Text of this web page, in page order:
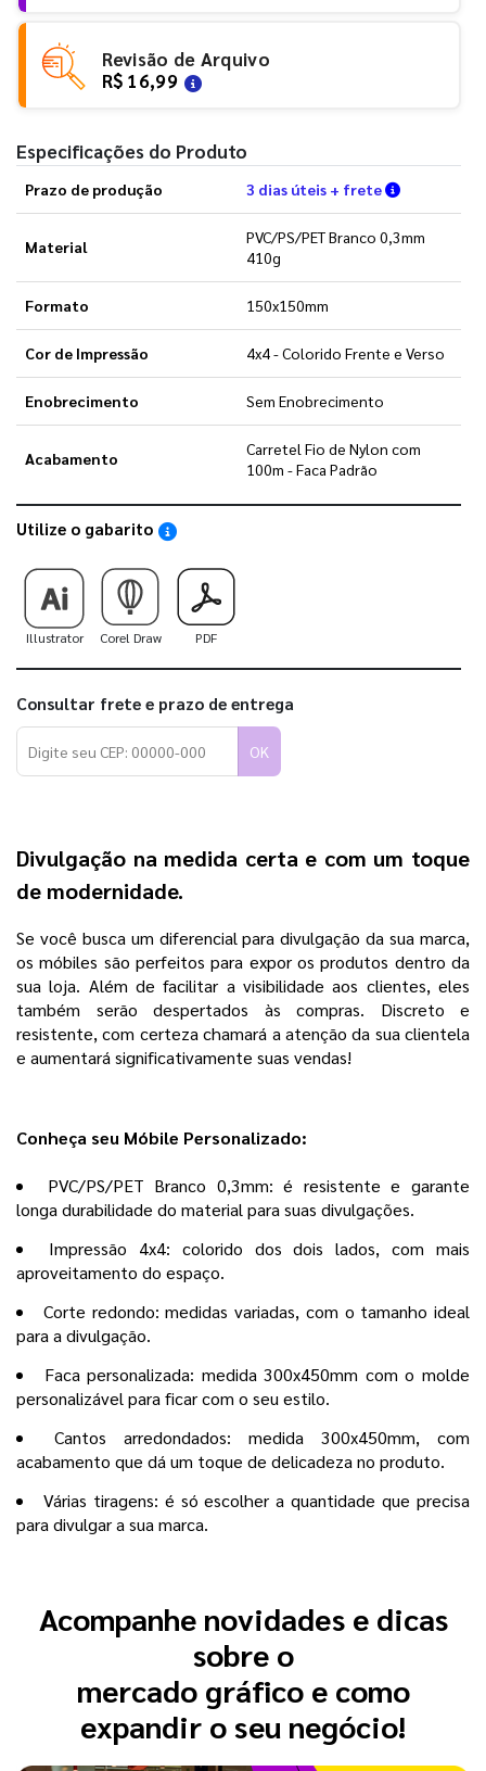
Revisão de Arquivo
R$ 16,99
Especificações do Produto
Prazo de produção 3 dias úteis + frete Verifique
Material
PVC/PS/PET Branco 0,3mm
410g
Formato 150x150mm
Cor de Impressão 4x4 - Colorido Frente e Verso
Enobrecimento Sem Enobrecimento
Acabamento
Carretel Fio de Nylon com
100m - Faca Padrão
Utilize o gabarito Saiba como utilizar os nossos gabaritos
Illustrator Corel Draw PDF
Consultar frete e prazo de entrega
OK
Divulgação na medida certa e com um toque
de modernidade.
Se você busca um diferencial para divulgação da sua marca,
os móbiles são perfeitos para expor os produtos dentro da
sua loja. Além de facilitar a visibilidade aos clientes, eles
também serão despertados às compras. Discreto e
resistente, com certeza chamará a atenção da sua clientela
e aumentará significativamente suas vendas!
Conheça seu Móbile Personalizado:
PVC/PS/PET Branco 0,3mm: é resistente e garante
longa durabilidade do material para suas divulgações.
Impressão 4x4: colorido dos dois lados, com mais
aproveitamento do espaço.
Corte redondo: medidas variadas, com o tamanho ideal
para a divulgação.
Faca personalizada: medida 300x450mm com o molde
personalizável para ficar com o seu estilo.
Cantos arredondados: medida 300x450mm, com
acabamento que dá um toque de delicadeza no produto.
Várias tiragens: é só escolher a quantidade que precisa
para divulgar a sua marca.
Acompanhe novidades e dicas
sobre o
mercado gráfico e como
expandir o seu negócio!